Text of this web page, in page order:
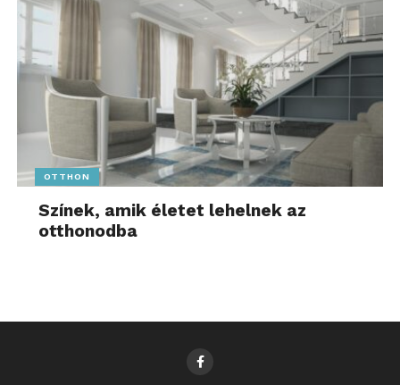
OTTHON
Színek, amik életet lehelnek az
otthonodba